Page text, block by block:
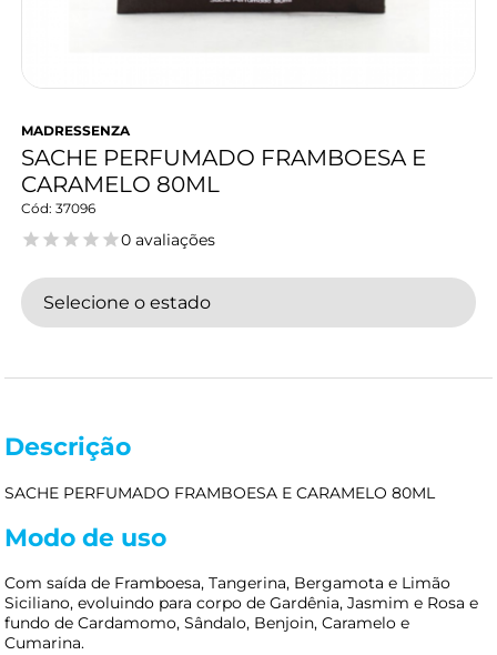
MADRESSENZA
SACHE PERFUMADO FRAMBOESA E
CARAMELO 80ML
37096
0 avaliações
Selecione o estado
Descrição
SACHE PERFUMADO FRAMBOESA E CARAMELO 80ML
Modo de uso
Com saída de Framboesa, Tangerina, Bergamota e Limão
Siciliano, evoluindo para corpo de Gardênia, Jasmim e Rosa e
fundo de Cardamomo, Sândalo, Benjoin, Caramelo e
Cumarina.